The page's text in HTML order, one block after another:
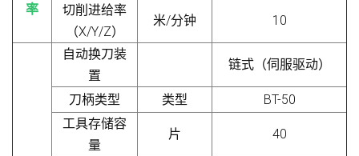
率
切削进给率
（X/Y/Z）
米/分钟 10
自动换刀装
置
链式（伺服驱动）
刀柄类型 类型
BT-50
工具存储容
量
片 40